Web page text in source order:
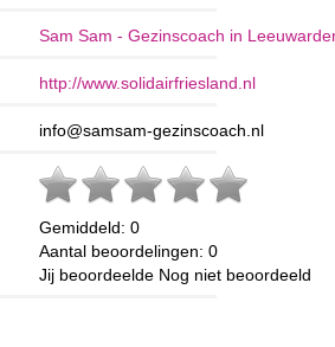
Sam Sam - Gezinscoach in
http://www.solidairfriesland.nl
info@samsam-gezinscoach.nl
Gemiddeld:0
Aantal beoordelingen:0
Jij beoordeelde Nog niet beoordeeld